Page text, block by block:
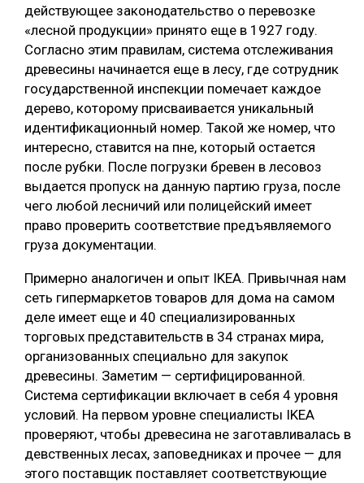
действующее законодательство о перевозке
«лесной продукции» принято еще в 1927 году.
Согласно этим правилам, система отслеживания
древесины начинается еще в лесу, где сотрудник
государственной инспекции помечает каждое
дерево, которому присваивается уникальный
идентификационный номер. Такой же номер, что
интересно, ставится на пне, который остается
после рубки. После погрузки бревен в лесовоз
выдается пропуск на данную партию груза, после
чего любой лесничий или полицейский имеет
право проверить соответствие предъявляемого
груза документации.
Примерно аналогичен и опыт IKEA. Привычная нам
сеть гипермаркетов товаров для дома на самом
деле имеет еще и 40 специализированных
торговых представительств в 34 странах мира,
организованных специально для закупок
древесины. Заметим — сертифицированной.
Система сертификации включает в себя 4 уровня
условий. На первом уровне специалисты IKEA
проверяют, чтобы древесина не заготавливалась в
девственных лесах, заповедниках и прочее — для
этого поставщик поставляет соответствующие